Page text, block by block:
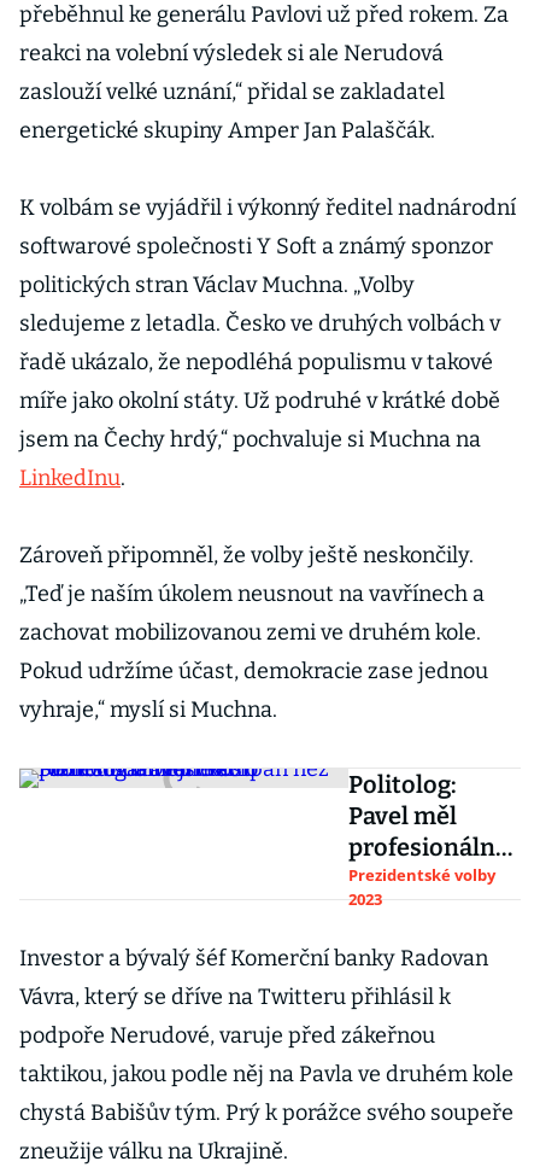
přeběhnul ke generálu Pavlovi už před rokem. Za
reakci na volební výsledek si ale Nerudová
zaslouží velké uznání,“ přidal se zakladatel
energetické skupiny Amper Jan Palaščák.
K volbám se vyjádřil i výkonný ředitel nadnárodní
softwarové společnosti Y Soft a známý sponzor
politických stran Václav Muchna. „Volby
sledujeme z letadla. Česko ve druhých volbách v
řadě ukázalo, že nepodléhá populismu v takové
míře jako okolní státy. Už podruhé v krátké době
jsem na Čechy hrdý,“ pochvaluje si Muchna na
LinkedInu.
Zároveň připomněl, že volby ještě neskončily.
„Teď je naším úkolem neusnout na vavřínech a
zachovat mobilizovanou zemi ve druhém kole.
Pokud udržíme účast, demokracie zase jednou
vyhraje,“ myslí si Muchna.
Politolog:
Pavel měl
profesionálněj
ší kampaň než
Nerudová.
Druhé kolo
rozhodnou
maličkosti
Prezidentské volby
2023
Investor a bývalý šéf Komerční banky Radovan
Vávra, který se dříve na Twitteru přihlásil k
podpoře Nerudové, varuje před zákeřnou
taktikou, jakou podle něj na Pavla ve druhém kole
chystá Babišův tým. Prý k porážce svého soupeře
zneužije válku na Ukrajině.